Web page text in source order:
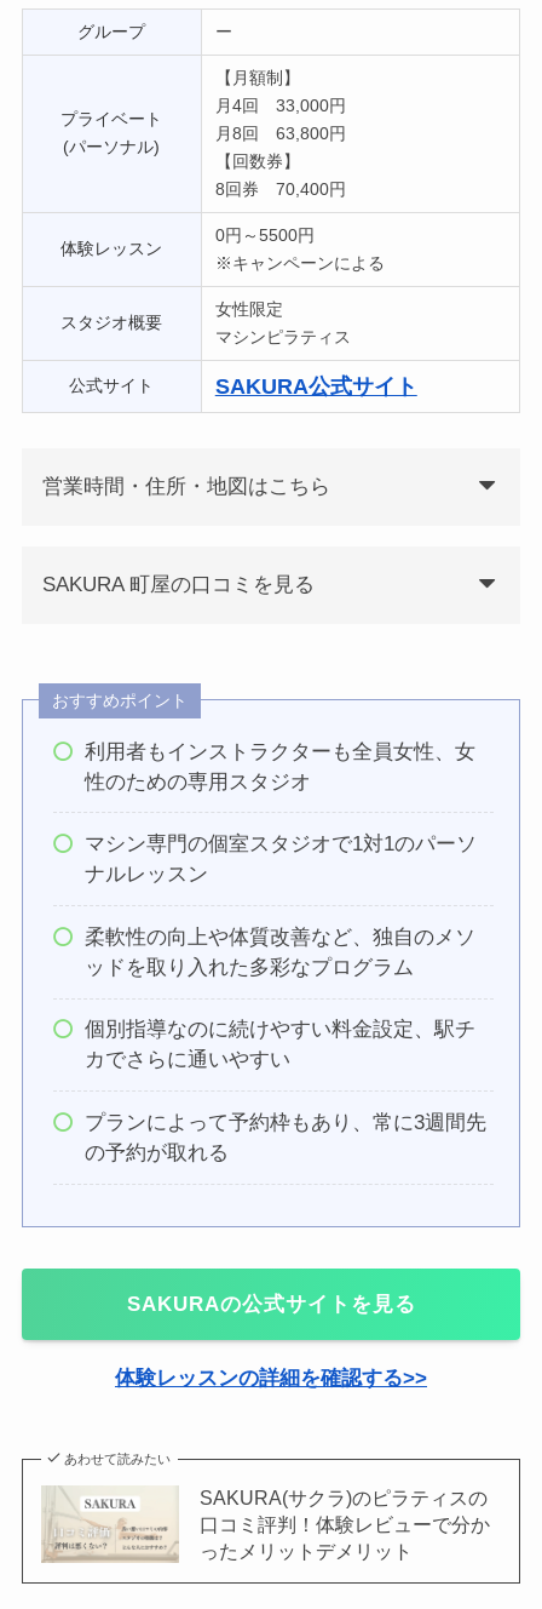
グループ ー
プライベート
(パーソナル)
【月額制】
月4回 33,000円
月8回 63,800円
【回数券】
8回券 70,400円
体験レッスン
0円～5500円
※キャンペーンによる
スタジオ概要
女性限定
マシンピラティス
公式サイト SAKURA公式サイト
営業時間・住所・地図はこちら
SAKURA 町屋の口コミを見る
おすすめポイント
利用者もインストラクターも全員女性、女
性のための専用スタジオ
マシン専門の個室スタジオで1対1のパーソ
ナルレッスン
柔軟性の向上や体質改善など、独自のメソ
ッドを取り入れた多彩なプログラム
個別指導なのに続けやすい料金設定、駅チ
カでさらに通いやすい
プランによって予約枠もあり、常に3週間先
の予約が取れる
SAKURAの公式サイトを見る
体験レッスンの詳細を確認する>>
あわせて読みたい
SAKURA(サクラ)のピラティスの
口コミ評判！体験レビューで分か
ったメリットデメリット